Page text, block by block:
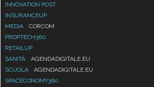
INNOVATION POST
INSURANCEUP
MEDIA
CORCOM
PROPTECH360
RETAILUP
SANITÀ
AGENDADIGITALE.EU
SCUOLA
AGENDADIGITALE.EU
SPACECONOMY360